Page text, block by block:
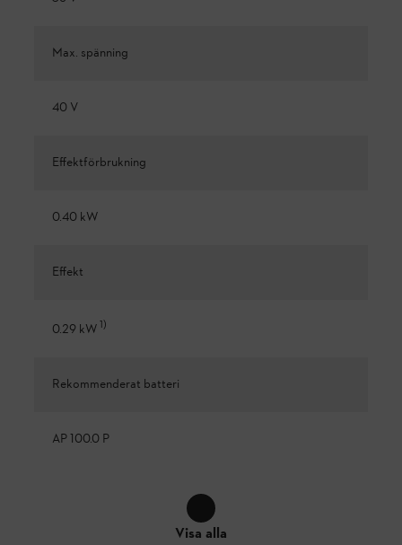
Max. spänning
40 V
Effektförbrukning
0.40 kW
Effekt
0.29 kW1)
Rekommenderat batteri
AP 100.0 P
Visa alla